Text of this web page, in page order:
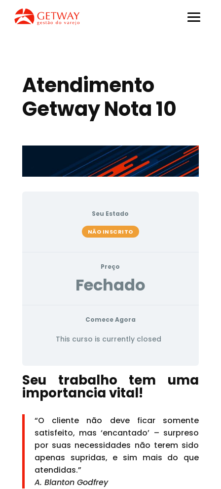
Atendimento
Getway Nota 10
Seu Estado
NÃO INSCRITO
Preço
Fechado
Comece Agora
This curso is currently closed
Seu trabalho tem uma
importancia vital!
“O cliente não deve ficar somente
satisfeito, mas ‘encantado’ – surpreso
por suas necessidades não terem sido
apenas supridas, e sim mais do que
atendidas.”
A. Blanton Godfrey